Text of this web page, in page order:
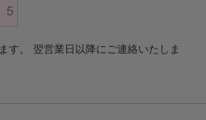
す。 翌営業日以降にご連絡いたしま